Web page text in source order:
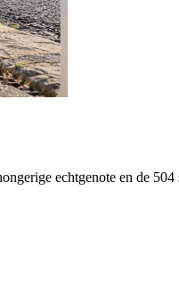
echtgenote en de